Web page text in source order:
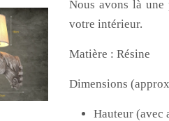
Nous avons là une
votre intérieur.
Matière : Résine
Dimensions
Hauteur (avec